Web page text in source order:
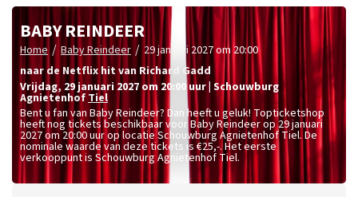
BABY REINDEER
Home / Baby Reindeer / 29 januari 2027 om 20:00
naar de Netflix hit van Richard Gadd
vrijdag, 29 januari 2027 om 20:00 uur Schouwburg
AgnietenhofTiel
Bent u fan van Baby Reindeer? Dan heeft u geluk! Topticketshop
heeft nog tickets beschikbaar voor Baby Reindeer op 29 januari
2027 om 20:00 uur op locatie Schouwburg Agnietenhof Tiel. De
nominale waarde van deze tickets is €25,-. Het eerste
verkooppunt is Schouwburg Agnietenhof Tiel.